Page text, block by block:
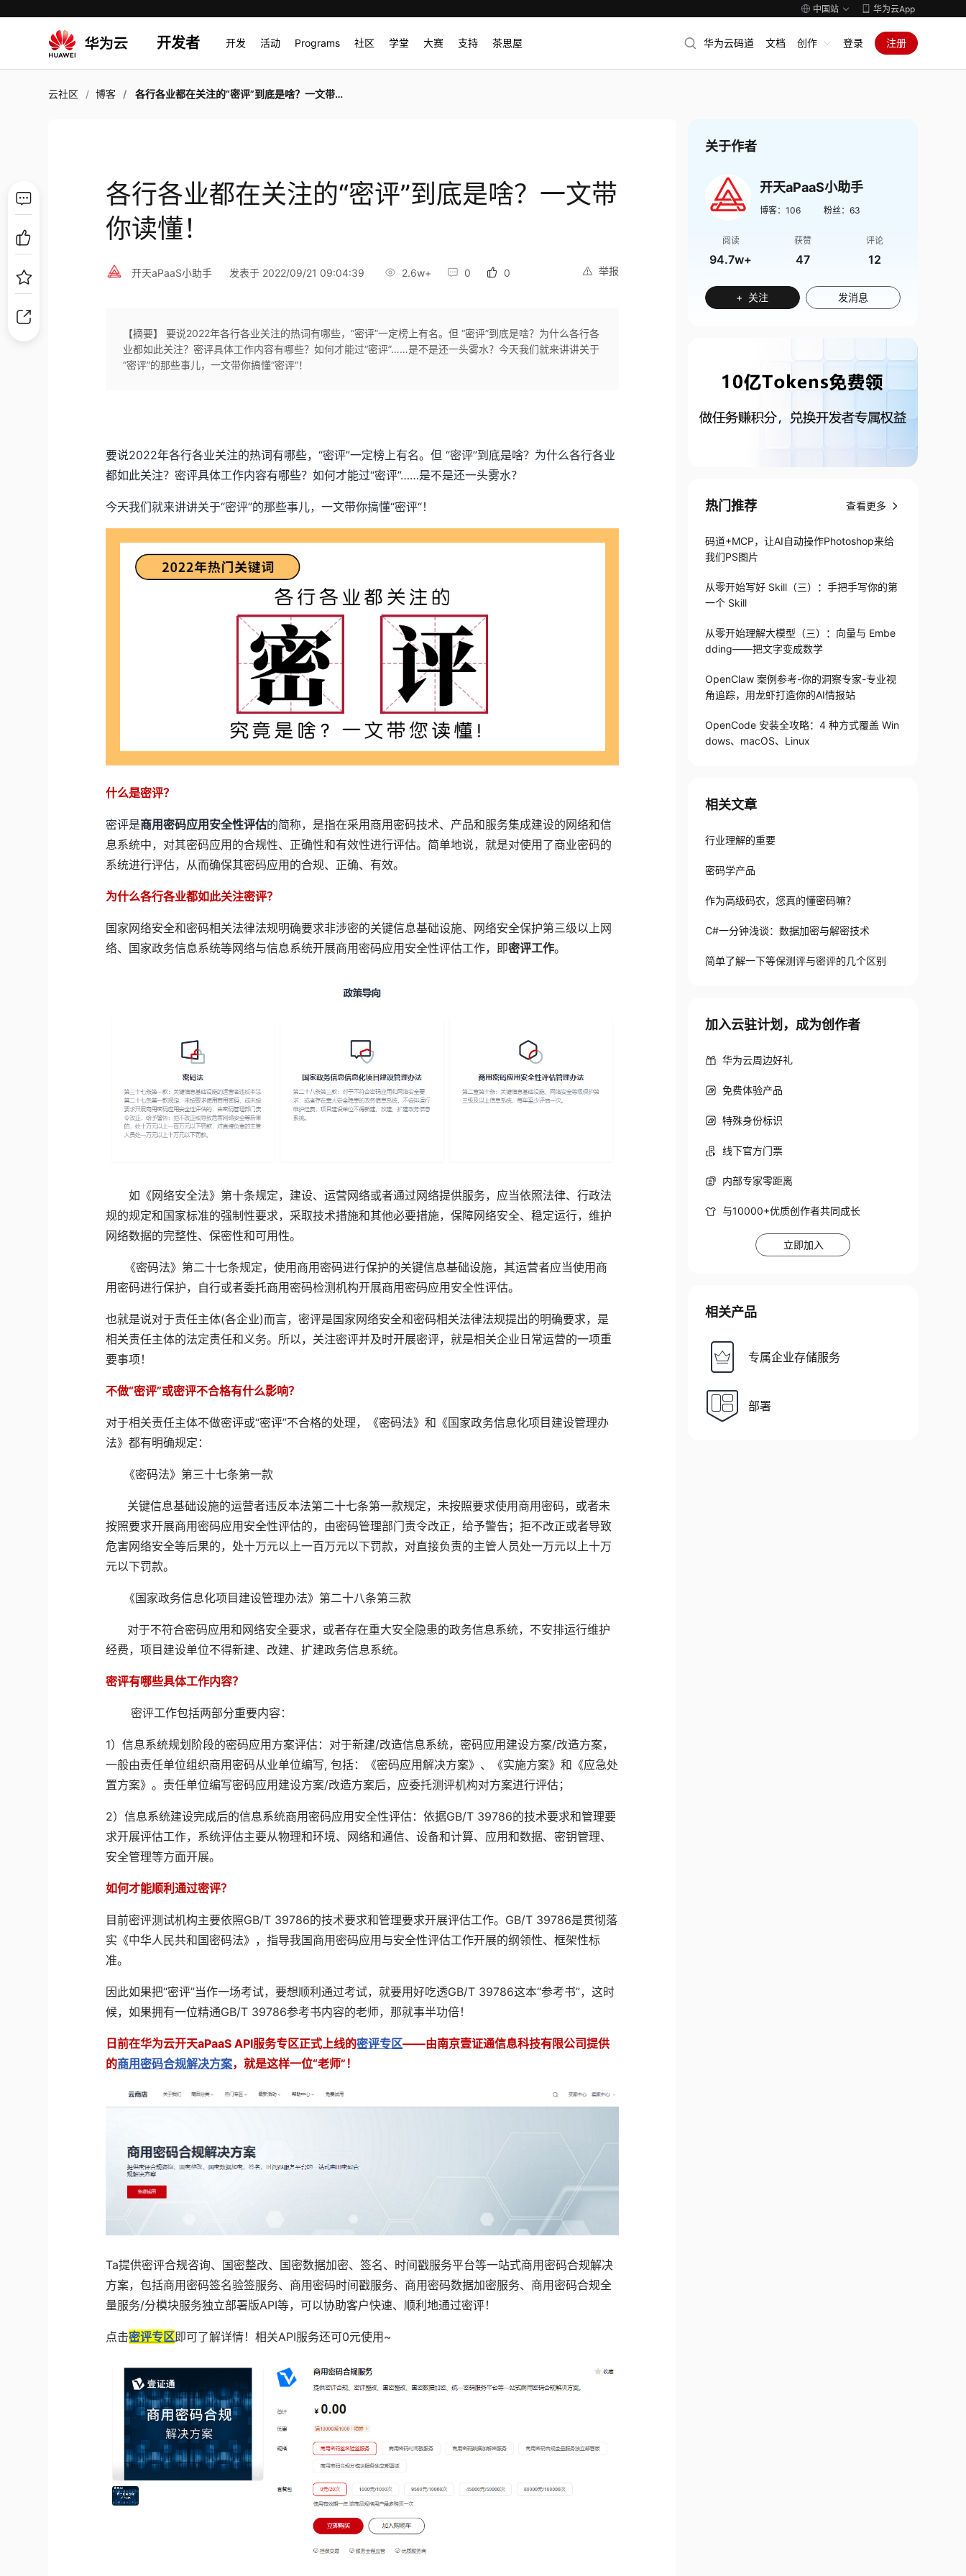
中国站 华为云App
开发者 开发 活动 Programs 社区 学堂 大赛 支持 茶思屋 华为云码道 文档 创作 登录 注册
云社区 博客 各行各业都在关注的“密评”到底是啥？一文带你读懂！
各行各业都在关注的“密评”到底是啥？一文带
你读懂！
举报
开天aPaaS小助手 发表于 2022/09/21 09:04:39 2.6w+ 0 0
【摘要】 要说2022年各行各业关注的热词有哪些，“密评”一定榜上有名。但 “密评”到底是啥？为什么各行各
业都如此关注？密评具体工作内容有哪些？如何才能过“密评”……是不是还一头雾水？今天我们就来讲讲关于
“密评”的那些事儿，一文带你搞懂“密评“！
要说2022年各行各业关注的热词有哪些，“密评”一定榜上有名。但 “密评”到底是啥？为什么各行各业
都如此关注？密评具体工作内容有哪些？如何才能过“密评”……是不是还一头雾水？
今天我们就来讲讲关于“密评”的那些事儿，一文带你搞懂“密评“！
什么是密评？
密评是商用密码应用安全性评估的简称， 是指在采用商用密码技术、产品和服务集成建设的网络和信
息系统中，对其密码应用的合规性、正确性和有效性进行评估。简单地说，就是对使用了商业密码的
系统进行评估，从而确保其密码应用的合规、正确、有效。
为什么各行各业都如此关注密评？
国家网络安全和密码相关法律法规明确要求非涉密的关键信息基础设施、网络安全保护第三级以上网
络、国家政务信息系统等网络与信息系统开展商用密码应用安全性评估工作，即密评工作。
如《网络安全法》第十条规定，建设、运营网络或者通过网络提供服务，应当依照法律、行政法
规的规定和国家标准的强制性要求，采取技术措施和其他必要措施，保障网络安全、稳定运行，维护
网络数据的完整性、保密性和可用性。
《密码法》第二十七条规定，使用商用密码进行保护的关键信息基础设施，其运营者应当使用商
用密码进行保护，自行或者委托商用密码检测机构开展商用密码应用安全性评估。
也就是说对于责任主体(各企业)而言，密评是国家网络安全和密码相关法律法规提出的明确要求，是
相关责任主体的法定责任和义务。所以，关注密评并及时开展密评，就是相关企业日常运营的一项重
要事项！
不做“密评”或密评不合格有什么影响？
对于相关责任主体不做密评或“密评”不合格的处理，《密码法》和《国家政务信息化项目建设管理办
法》都有明确规定：
《密码法》第三十七条第一款
关键信息基础设施的运营者违反本法第二十七条第一款规定，未按照要求使用商用密码，或者未
按照要求开展商用密码应用安全性评估的，由密码管理部门责令改正，给予警告；拒不改正或者导致
危害网络安全等后果的，处十万元以上一百万元以下罚款，对直接负责的主管人员处一万元以上十万
元以下罚款。
《国家政务信息化项目建设管理办法》第二十八条第三款
对于不符合密码应用和网络安全要求，或者存在重大安全隐患的政务信息系统，不安排运行维护
经费，项目建设单位不得新建、改建、扩建政务信息系统。
密评有哪些具体工作内容？
密评工作包括两部分重要内容：
1）信息系统规划阶段的密码应用方案评估：对于新建/改造信息系统，密码应用建设方案/改造方案，
一般由责任单位组织商用密码从业单位编写,包括：《密码应用解决方案》、《实施方案》和《应急处
置方案》。责任单位编写密码应用建设方案/改造方案后，应委托测评机构对方案进行评估；
2）信息系统建设完成后的信息系统商用密码应用安全性评估：依据GB/T 39786的技术要求和管理要
求开展评估工作，系统评估主要从物理和环境、网络和通信、设备和计算、应用和数据、密钥管理、
安全管理等方面开展。
如何才能顺利通过密评？
目前密评测试机构主要依照GB/T 39786的技术要求和管理要求开展评估工作。 GB/T 39786是贯彻落
实《中华人民共和国密码法》，指导我国商用密码应用与安全性评估工作开展的纲领性、框架性标
准。
因此如果把“密评”当作一场考试，要想顺利通过考试，就要用好吃透GB/T 39786这本“参考书”，这时
候，如果拥有一位精通GB/T 39786参考书内容的老师，那就事半功倍！
日前在华为云开天aPaaS API服务专区正式上线的密评专区——由南京壹证通信息科技有限公司提供
的商用密码合规解决方案，就是这样一位“老师”！
Ta提供密评合规咨询、国密整改、国密数据加密、签名、时间戳服务平台等一站式商用密码合规解决
方案，包括商用密码签名验签服务、商用密码时间戳服务、商用密码数据加密服务、商用密码合规全
量服务/分模块服务独立部署版API等，可以协助客户快速、顺利地通过密评！
点击密评专区即可了解详情！相关API服务还可0元使用 ~
关于作者
开天aPaaS小助手
博客： 106 粉丝： 63
阅读
94.7w+
获赞
47
评论
12
+ 关注 发消息
热门推荐 查看更多
码道+MCP，让AI自动操作Photoshop来给
我们PS图片
从零开始写好 Skill（三）：手把手写你的第
一个 Skill
从零开始理解大模型（三）：向量与 Embe
dding——把文字变成数学
OpenClaw 案例参考-你的洞察专家-专业视
角追踪，用龙虾打造你的AI情报站
OpenCode 安装全攻略：4 种方式覆盖 Win
dows、macOS、Linux
相关文章
行业理解的重要
密码学产品
作为高级码农，您真的懂密码嘛？
C#一分钟浅谈：数据加密与解密技术
简单了解一下等保测评与密评的几个区别
加入云驻计划，成为创作者
华为云周边好礼
免费体验产品
特殊身份标识
线下官方门票
内部专家零距离
与10000+优质创作者共同成长
立即加入
相关产品
专属企业存储服务
部署